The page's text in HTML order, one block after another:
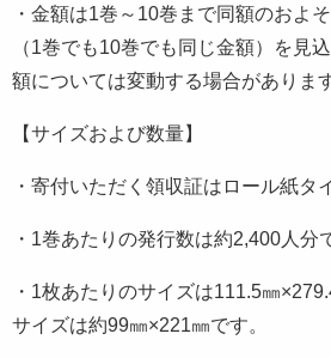
・金額は1巻～10巻まで同額のおよ
（1巻でも10巻でも同じ金額）を見
額については変動する場合がありま
【サイズおよび数量】
・寄付いただく領収証はロール紙タ
・1巻あたりの発行数は約2,400人分
・1枚あたりのサイズは111.5㎜
サイズは約99㎜×221㎜です。